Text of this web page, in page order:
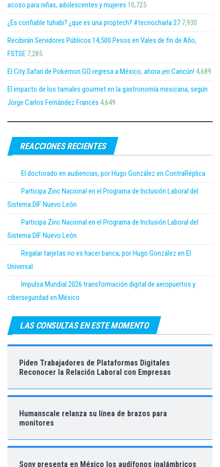
acoso para niñas, adolescentes y mujeres 10,725
¿Es confiable tuhabi? ¿que es una proptech? #tecnocharla 27 7,930
Recibirán Servidores Públicos 14,500 Pesos en Vales de fin de Año,
FSTSE 7,285
El City Safari de Pokémon GO regresa a México, ahora ¡en Cancún! 4,689
El impacto de los tamales gourmet en la gastronomía mexicana, según
Jorge Carlos Fernández Francés 4,649
REACCIONES RECIENTES
El doctorado en audiencias, por Hugo González en ContraRéplica
Participa Zinc Nacional en el Programa de Inclusión Laboral del
Sistema DIF Nuevo León
Participa Zinc Nacional en el Programa de Inclusión Laboral del
Sistema DIF Nuevo León
Regalar tarjetas no es hacer banca; por Hugo González en El
Universal
Impulsa Mundial 2026 transformación digital de aeropuertos y
ciberseguridad en México
LAS CONSULTAS EN ESTE MOMENTO
Piden Trabajadores de Plataformas Digitales
Reconocer la Relación Laboral con Empresas
Humanscale relanza su línea de brazos para
monitores
Sony presenta en México los audífonos inalámbricos